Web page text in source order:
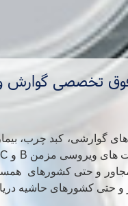
تخصصی گوارش
گوارشی، کبد چرب،
های ویروسی مزمن B و C
و حتی کشورهای
و حتی کشورهای حاشیه